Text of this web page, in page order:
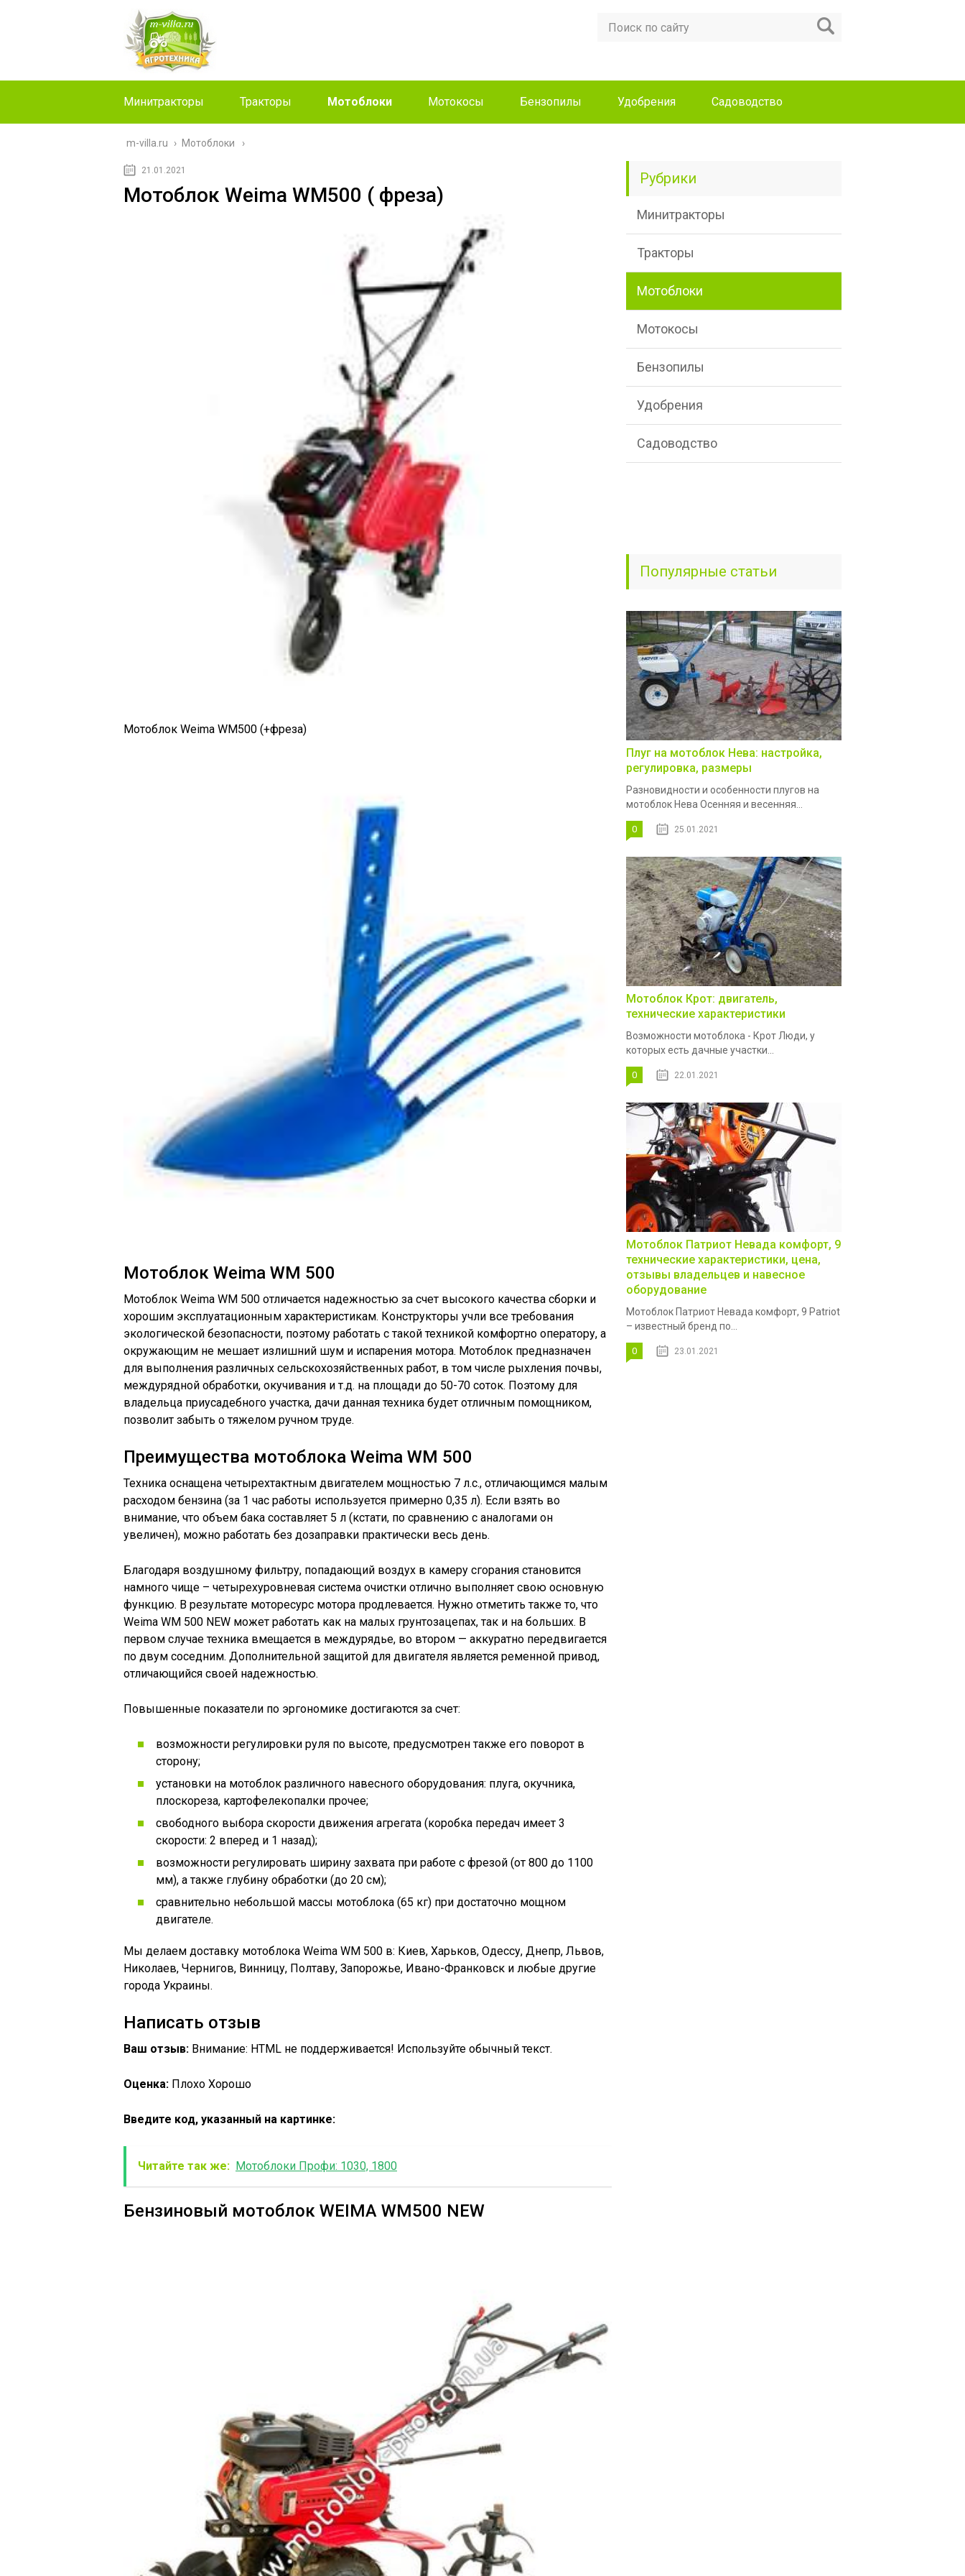
Минитракторы Тракторы Мотоблоки Мотокосы Бензопилы Удобрения Садоводство
m-villa.ru › Мотоблоки
21.01.2021
Мотоблок Weima WM500 ( фреза)
Мотоблок Weima WM500 (+фреза)
Мотоблок Weima WM 500
Мотоблок Weima WM 500 отличается надежностью за счет высокого качества сборки и
хорошим эксплуатационным характеристикам. Конструкторы учли все требования
экологической безопасности, поэтому работать с такой техникой комфортно оператору, а
окружающим не мешает излишний шум и испарения мотора. Мотоблок предназначен
для выполнения различных сельскохозяйственных работ, в том числе рыхления почвы,
междурядной обработки, окучивания и т.д. на площади до 50-70 соток. Поэтому для
владельца приусадебного участка, дачи данная техника будет отличным помощником,
позволит забыть о тяжелом ручном труде.
Преимущества мотоблока Weima WM 500
Техника оснащена четырехтактным двигателем мощностью 7 л.с., отличающимся малым
расходом бензина (за 1 час работы используется примерно 0,35 л). Если взять во
внимание, что объем бака составляет 5 л (кстати, по сравнению с аналогами он
увеличен), можно работать без дозаправки практически весь день.
Благодаря воздушному фильтру, попадающий воздух в камеру сгорания становится
намного чище – четырехуровневая система очистки отлично выполняет свою основную
функцию. В результате моторесурс мотора продлевается. Нужно отметить также то, что
Weima WM 500 NEW может работать как на малых грунтозацепах, так и на больших. В
первом случае техника вмещается в междурядье, во втором — аккуратно передвигается
по двум соседним. Дополнительной защитой для двигателя является ременной привод,
отличающийся своей надежностью.
Повышенные показатели по эргономике достигаются за счет:
возможности регулировки руля по высоте, предусмотрен также его поворот в
сторону;
установки на мотоблок различного навесного оборудования: плуга, окучника,
плоскореза, картофелекопалки прочее;
свободного выбора скорости движения агрегата (коробка передач имеет 3
скорости: 2 вперед и 1 назад);
возможности регулировать ширину захвата при работе с фрезой (от 800 до 1100
мм), а также глубину обработки (до 20 см);
сравнительно небольшой массы мотоблока (65 кг) при достаточно мощном
двигателе.
Мы делаем доставку мотоблока Weima WM 500 в: Киев, Харьков, Одессу, Днепр, Львов,
Николаев, Чернигов, Винницу, Полтаву, Запорожье, Ивано-Франковск и любые другие
города Украины.
Написать отзыв
Ваш отзыв: Внимание: HTML не поддерживается! Используйте обычный текст.
Оценка: Плохо Хорошо
Введите код, указанный на картинке:
Читайте так же: Мотоблоки Профи: 1030, 1800
Бензиновый мотоблок WEIMA WM500 NEW
Рубрики
Минитракторы
Тракторы
Мотоблоки
Мотокосы
Бензопилы
Удобрения
Садоводство
Популярные статьи
Плуг на мотоблок Нева: настройка,
регулировка, размеры
Разновидности и особенности плугов на
мотоблок Нева Осенняя и весенняя...
0 25.01.2021
Мотоблок Крот: двигатель,
технические характеристики
Возможности мотоблока - Крот Люди, у
которых есть дачные участки...
0 22.01.2021
Мотоблок Патриот Невада комфорт, 9
технические характеристики, цена,
отзывы владельцев и навесное
оборудование
Мотоблок Патриот Невада комфорт, 9 Patriot
– известный бренд по...
0 23.01.2021